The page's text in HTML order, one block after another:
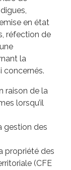
en état
réfection de
la
concernés.
raison de la
lorsqu’il
gestion des
propriété des
(CFE